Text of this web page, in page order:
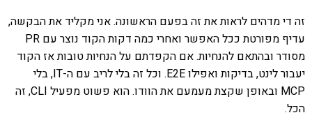
זה די מדהים לראות את זה בפעם הראשונה. אני מקליד את הבקשה,
עדיף מפורטת ככל האפשר ואחרי כמה דקות הקוד נוצר עם PR
מסודר ובהתאם להנחיות. אם הקפדתם על הנחיות טובות אז הקוד
יעבור לינט, בדיקות ואפילו E2E. וכל זה בלי לריב עם ה-IT, בלי
MCP ובאופן שקצת מעמעם את הוודו. הוא פשוט מפעיל CLI, זה
הכל.